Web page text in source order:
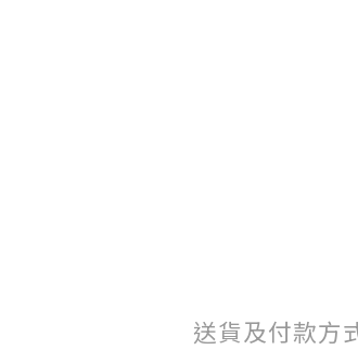
送貨及付款方